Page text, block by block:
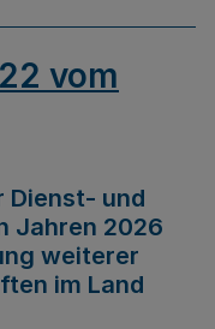
vom
Dienst- und
Jahren 2026
weiterer
im Land